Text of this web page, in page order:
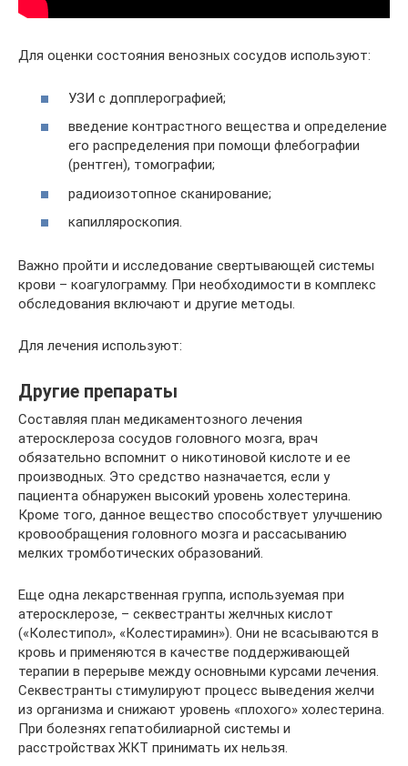
Для оценки состояния венозных сосудов используют:
УЗИ с допплерографией;
введение контрастного вещества и определение
его распределения при помощи флебографии
(рентген), томографии;
радиоизотопное сканирование;
капилляроскопия.
Важно пройти и исследование свертывающей системы
крови – коагулограмму. При необходимости в комплекс
обследования включают и другие методы.
Для лечения используют:
Другие препараты
Составляя план медикаментозного лечения
атеросклероза сосудов головного мозга, врач
обязательно вспомнит о никотиновой кислоте и ее
производных. Это средство назначается, если у
пациента обнаружен высокий уровень холестерина.
Кроме того, данное вещество способствует улучшению
кровообращения головного мозга и рассасыванию
мелких тромботических образований.
Еще одна лекарственная группа, используемая при
атеросклерозе, – секвестранты желчных кислот
(«Колестипол», «Колестирамин»). Они не всасываются в
кровь и применяются в качестве поддерживающей
терапии в перерыве между основными курсами лечения.
Секвестранты стимулируют процесс выведения желчи
из организма и снижают уровень «плохого» холестерина.
При болезнях гепатобилиарной системы и
расстройствах ЖКТ принимать их нельзя.